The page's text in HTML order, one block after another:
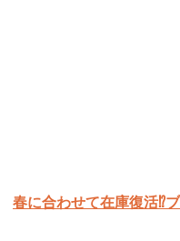
春に合わせて在庫復活⁉